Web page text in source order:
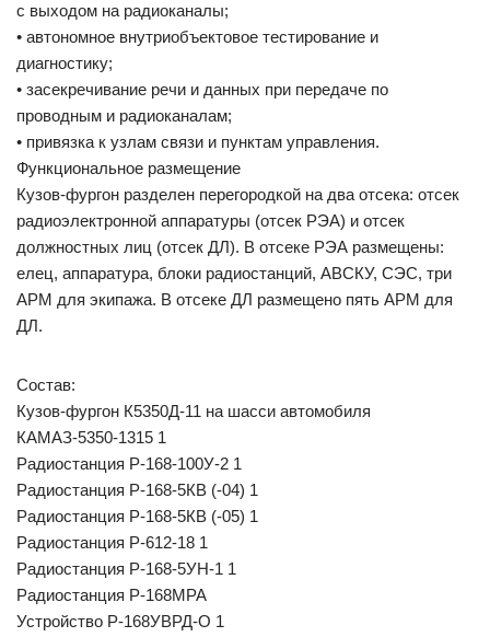
с выходом на радиоканалы;
• автономное внутриобъектовое тестирование и
диагностику;
• засекречивание речи и данных при передаче по
проводным и радиоканалам;
• привязка к узлам связи и пунктам управления.
Функциональное размещение
Кузов-фургон разделен перегородкой на два отсека: отсек
радиоэлектронной аппаратуры (отсек РЭА) и отсек
должностных лиц (отсек ДЛ). В отсеке РЭА размещены:
елец, аппаратура, блоки радиостанций, АВСКУ, СЭС, три
АРМ для экипажа. В отсеке ДЛ размещено пять АРМ для
ДЛ.
Состав:
Кузов-фургон К5350Д-11 на шасси автомобиля
КАМАЗ-5350-1315 1
Радиостанция Р-168-100У-2 1
Радиостанция Р-168-5КВ (-04) 1
Радиостанция Р-168-5КВ (-05) 1
Радиостанция Р-612-18 1
Радиостанция Р-168-5УН-1 1
Радиостанция Р-168МРА
Устройство Р-168УВРД-О 1